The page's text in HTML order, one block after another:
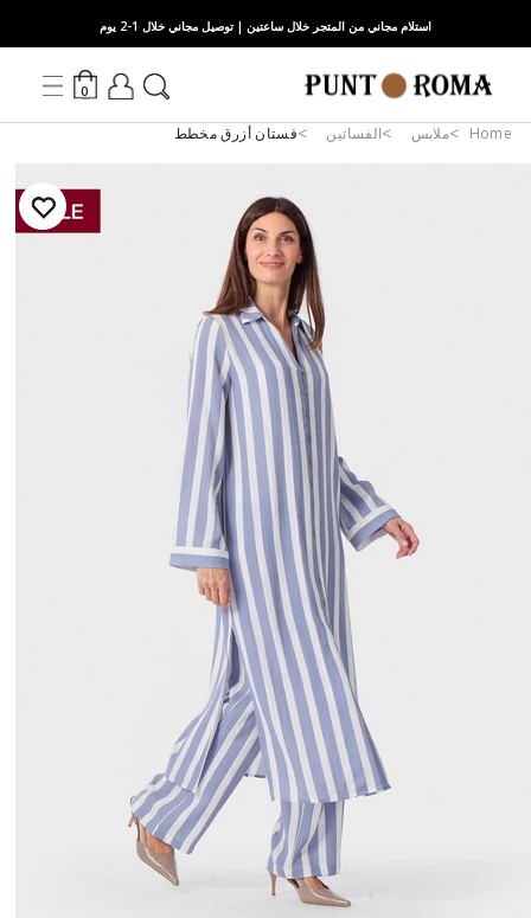
استلام مجاني من المتجر خلال ساعتين | توصيل مجاني خلال 1-2 يوم
0
Home ملابس الفساتين فستان أزرق مخطط